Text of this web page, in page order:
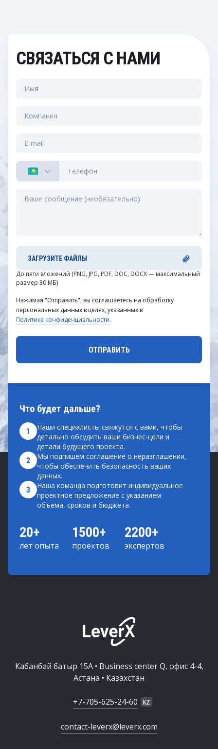
Что будет дальше?
1
Наши специалисты свяжутся с вами, чтобы
детально обсудить ваши бизнес-цели и
детали будущего проекта.
2
Мы подпишем соглашение о неразглашении,
чтобы обеспечить безопасность ваших
данных.
3
Наша команда подготовит индивидуальное
проектное предложение с указанием
объема, сроков и бюджета.
20+
лет опыта
1500+
проектов
2200+
экспертов
СВЯЗАТЬСЯ С НАМИ
ЗАГРУЗИТЕ ФАЙЛЫ
До пяти вложений (PNG, JPG, PDF, DOC, DOCX — максимальный
размер 30 МБ)
Нажимая "Отправить", вы соглашаетесь на обработку
персональных данных в целях, указанных в
Политике конфиденциальности.
Кабанбай батыр 15А • Business center Q, офис 4-4,
Астана • Казахстан
+7-705-625-24-60
contact-leverx@leverx.com